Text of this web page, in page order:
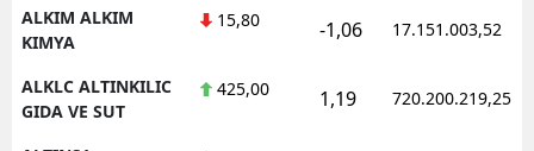
Kırıkkale
Batman
ALKIM ALKIM
KIMYA
15,80 -1,06 17.151.003,52
ALKLC ALTINKILIC
GIDA VE SUT
425,00 1,19 720.200.219,25